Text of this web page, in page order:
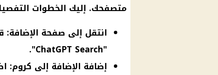
متصفحك. إليك الخطوات
انتقل إلى صفحة الإضافة:
"ChatGPT Search".